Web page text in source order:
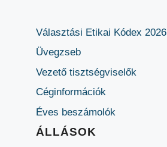
Választási Etikai Kódex 2026
Üvegzseb
Vezető tisztségviselők
Céginformációk
Éves beszámolók
ÁLLÁSOK